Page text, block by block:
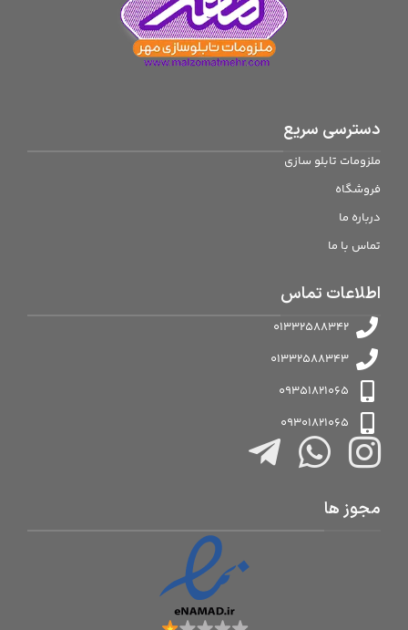
دسترسی سریع
ملزومات تابلو سازی
فروشگاه
درباره ما
تماس با ما
اطلاعات تماس
01332588342
01332588343
09351821065
09301821065
مجوز ها